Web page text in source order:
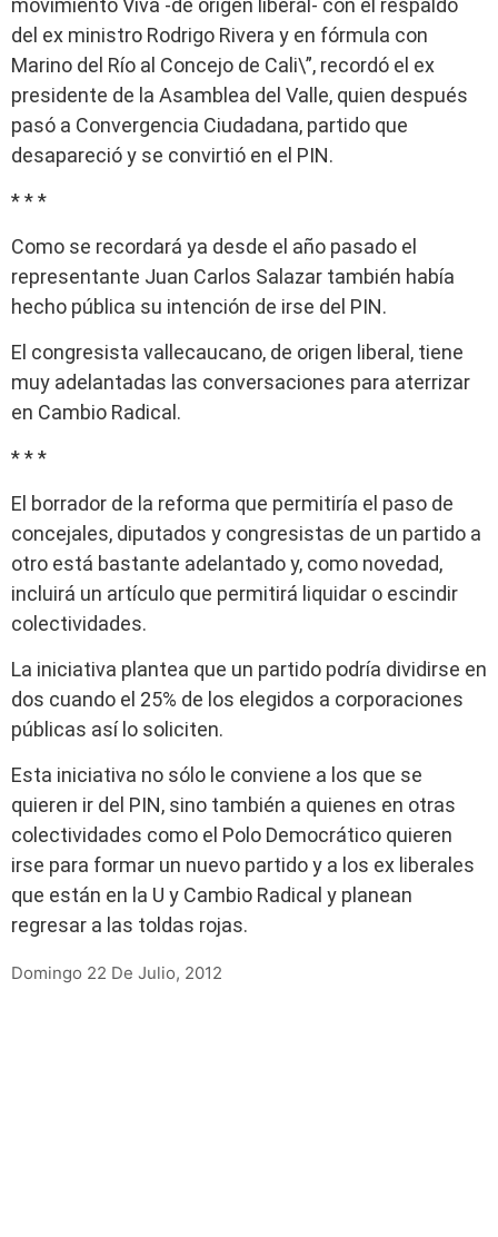
movimiento Viva -de origen liberal- con el respaldo
del ex ministro Rodrigo Rivera y en fórmula con
Marino del Río al Concejo de Cali\”, recordó el ex
presidente de la Asamblea del Valle, quien después
pasó a Convergencia Ciudadana, partido que
desapareció y se convirtió en el PIN.
* * *
Como se recordará ya desde el año pasado el
representante Juan Carlos Salazar también había
hecho pública su intención de irse del PIN.
El congresista vallecaucano, de origen liberal, tiene
muy adelantadas las conversaciones para aterrizar
en Cambio Radical.
* * *
El borrador de la reforma que permitiría el paso de
concejales, diputados y congresistas de un partido a
otro está bastante adelantado y, como novedad,
incluirá un artículo que permitirá liquidar o escindir
colectividades.
La iniciativa plantea que un partido podría dividirse en
dos cuando el 25% de los elegidos a corporaciones
públicas así lo soliciten.
Esta iniciativa no sólo le conviene a los que se
quieren ir del PIN, sino también a quienes en otras
colectividades como el Polo Democrático quieren
irse para formar un nuevo partido y a los ex liberales
que están en la U y Cambio Radical y planean
regresar a las toldas rojas.
Domingo 22 De Julio, 2012